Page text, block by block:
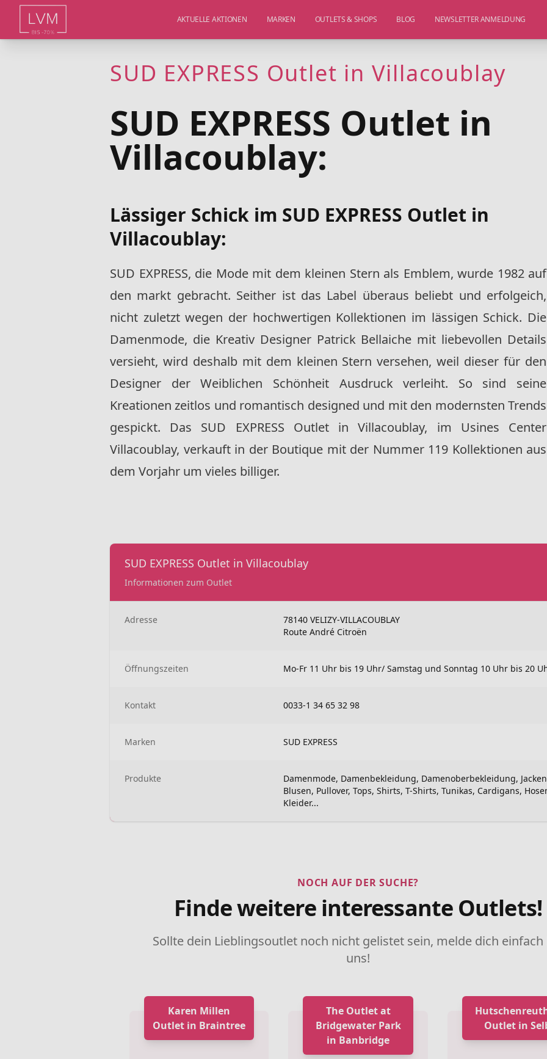
AKTUELLE AKTIONEN MARKEN OUTLETS & SHOPS BLOG NEWSLETTER ANMELDUNG
SUD EXPRESS Outlet in Villacoublay
SUD EXPRESS Outlet in
Villacoublay:
Lässiger Schick im SUD EXPRESS Outlet in
Villacoublay:
SUD EXPRESS, die Mode mit dem kleinen Stern als Emblem, wurde 1982 auf
den markt gebracht. Seither ist das Label überaus beliebt und erfolgeich,
nicht zuletzt wegen der hochwertigen Kollektionen im lässigen Schick. Die
Damenmode, die Kreativ Designer Patrick Bellaiche mit liebevollen Details
versieht, wird deshalb mit dem kleinen Stern versehen, weil dieser für den
Designer der Weiblichen Schönheit Ausdruck verleiht. So sind seine
Kreationen zeitlos und romantisch designed und mit den modernsten Trends
gespickt. Das SUD EXPRESS Outlet in Villacoublay, im Usines Center
Villacoublay, verkauft in der Boutique mit der Nummer 119 Kollektionen aus
dem Vorjahr um vieles billiger.
SUD EXPRESS Outlet in Villacoublay
Informationen zum Outlet
Adresse
78140 VELIZY-VILLACOUBLAY
Route André Citroën
Öffnungszeiten Mo-Fr 11 Uhr bis 19 Uhr/ Samstag und Sonntag 10 Uhr bis 20
Kontakt 0033-1 34 65 32 98
Marken SUD EXPRESS
Produkte
Damenmode, Damenbekleidung, Damenoberbekleidung,
Blusen, Pullover, Tops, Shirts, T-Shirts, Tunikas, Cardigans,
Kleider...
NOCH AUF DER SUCHE?
Finde weitere interessante Outlets!
Sollte dein Lieblingsoutlet noch nicht gelistet sein, melde dich einfach
uns!
Karen Millen
Outlet in Braintree
The Outlet at
Bridgewater Park
in Banbridge
Outlet in